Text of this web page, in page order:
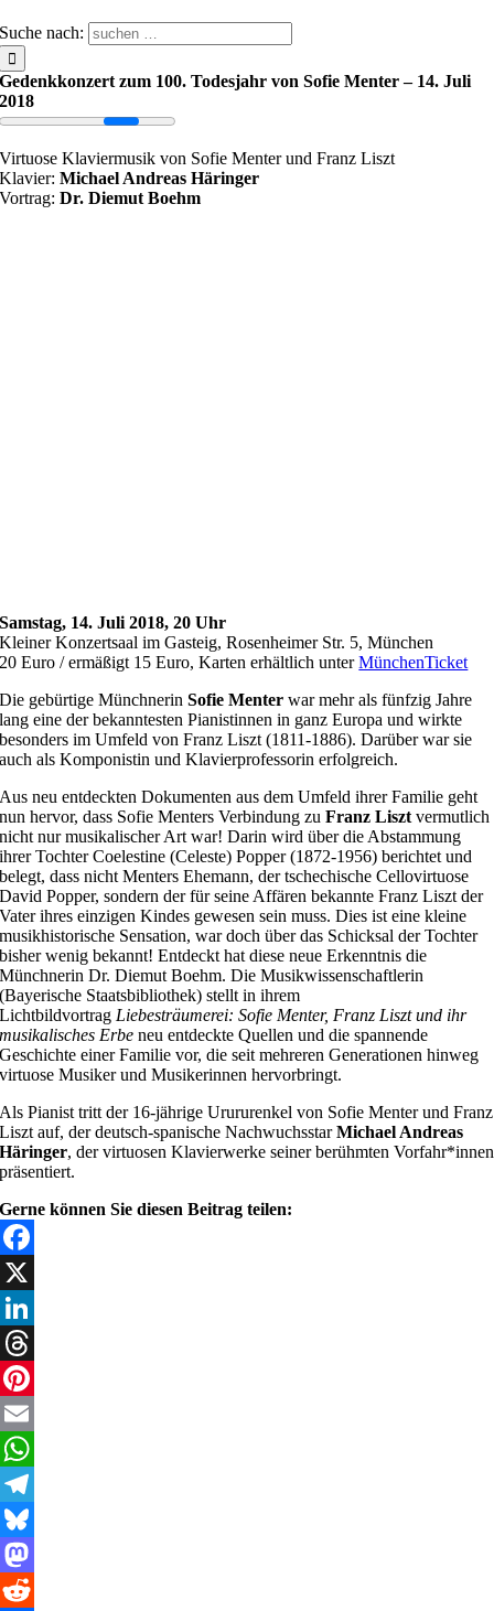
Suche nach:
Gedenkkonzert zum 100. Todesjahr von Sofie Menter – 14. Juli
2018
Virtuose Klaviermusik von Sofie Menter und Franz Liszt
Klavier: Michael Andreas Häringer
Vortrag: Dr. Diemut Boehm
Samstag, 14. Juli 2018, 20 Uhr
Kleiner Konzertsaal im Gasteig, Rosenheimer Str. 5, München
20 Euro / ermäßigt 15 Euro, Karten erhältlich unterMünchenTicket
Die gebürtige MünchnerinSofie Menter war mehr als fünfzig Jahre
lang eine der bekanntesten Pianistinnen in ganz Europa und wirkte
besonders im Umfeld von Franz Liszt (1811-1886). Darüber war sie
auch als Komponistin und Klavierprofessorin erfolgreich.
Aus neu entdeckten Dokumenten aus dem Umfeld ihrer Familie geht
nun hervor, dass Sofie Menters Verbindung zuFranz Liszt vermutlich
nicht nur musikalischer Art war! Darin wird über die Abstammung
ihrer Tochter Coelestine (Celeste) Popper (1872-1956) berichtet und
belegt, dass nicht Menters Ehemann, der tschechische Cellovirtuose
David Popper, sondern der für seine Affären bekannte Franz Liszt der
Vater ihres einzigen Kindes gewesen sein muss. Dies ist eine kleine
musikhistorische Sensation, war doch über das Schicksal der Tochter
bisher wenig bekannt! Entdeckt hat diese neue Erkenntnis die
Münchnerin Dr. Diemut Boehm. Die Musikwissenschaftlerin
(Bayerische Staatsbibliothek) stellt in ihrem
Lichtbildvortrag Liebesträumerei: Sofie Menter, Franz Liszt und ihr
musikalisches Erbe neu entdeckte Quellen und die spannende
Geschichte einer Familie vor, die seit mehreren Generationen hinweg
virtuose Musiker und Musikerinnen hervorbringt.
Als Pianist tritt der 16-jährige Urururenkel von Sofie Menter und Franz
Liszt auf, der deutsch-spanische NachwuchsstarMichael Andreas
Häringer, der virtuosen Klavierwerke seiner berühmten Vorfahr*innen
präsentiert.
Gerne können Sie diesen Beitrag teilen:
Facebook
X
LinkedIn
Threads
Pinterest
Email
WhatsApp
Telegram
Bluesky
Mastodon